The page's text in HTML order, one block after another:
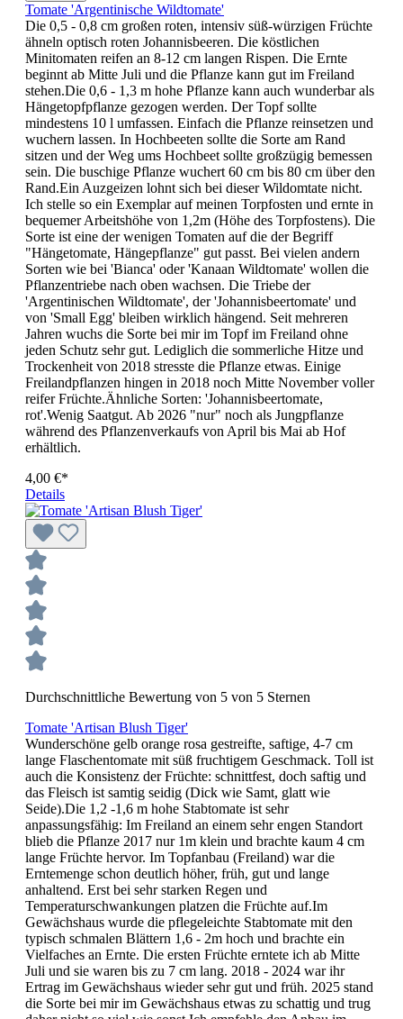
Tomate 'Argentinische Wildtomate'
Die 0,5 - 0,8 cm großen roten, inten­siv süß-würzigen Früchte
ähneln optisch roten Johannisbeeren. Die köstlichen
Minitomaten reifen an 8-12 cm langen Rispen. Die Ernte
beginnt ab Mitte Juli und die Pflanze kann gut im Freiland
stehen.Die 0,6 - 1,3 m hohe Pflanze kann auch wunderbar als
Hängetopfpflanze gezogen werden. Der Topf sollte
mindestens 10 l umfassen. Einfach die Pflanze reinsetzen und
wuchern lassen. In Hochbeeten sollte die Sorte am Rand
sitzen und der Weg ums Hochbeet sollte großzügig bemessen
sein. Die buschige Pflanze wuchert 60 cm bis 80 cm über den
Rand.Ein Auzgeizen lohnt sich bei dieser Wildomtate nicht.
Ich stelle so ein Exemplar auf meinen Torpfosten und ernte in
bequemer Arbeitshöhe von 1,2m (Höhe des Torpfostens). Die
Sorte ist eine der wenigen Tomaten auf die der Begriff
"Hängetomate, Hängepflanze" gut passt. Bei vielen andern
Sorten wie bei 'Bianca' oder 'Kanaan Wildtomate' wollen die
Pflanzentriebe nach oben wachsen. Die Triebe der
'Argentinischen Wildtomate', der 'Johannisbeertomate' und
von 'Small Egg' bleiben wirklich hängend. Seit mehreren
Jahren wuchs die Sorte bei mir im Topf im Freiland ohne
jeden Schutz sehr gut. Lediglich die sommerliche Hitze und
Trockenheit von 2018 stresste die Pflanze etwas. Einige
Freilandpflanzen hingen in 2018 noch Mitte November voller
reifer Früchte.Ähnliche Sorten: 'Johannisbeertomate,
rot'.Wenig Saatgut. Ab 2026 "nur" noch als Jungpflanze
während des Pflanzenverkaufs von April bis Mai ab Hof
erhältlich.
4,00 €*
Details
Durchschnittliche Bewertung von 5 von 5 Sternen
Tomate 'Artisan Blush Tiger'
Wunderschöne gelb orange rosa gestreifte, saftige, 4-7 cm
lange Flaschentomate mit süß fruchtigem Geschmack. Toll ist
auch die Konsistenz der Früchte: schnittfest, doch saftig und
das Fleisch ist samtig seidig (Dick wie Samt, glatt wie
Seide).Die 1,2 -1,6 m hohe Stabtomate ist sehr
anpassungsfähig: Im Freiland an einem sehr engen Standort
blieb die Pflanze 2017 nur 1m klein und brachte kaum 4 cm
lange Früchte hervor. Im Topfanbau (Freiland) war die
Erntemenge schon deutlich höher, früh, gut und lange
anhaltend. Erst bei sehr starken Regen und
Temperaturschwankungen platzen die Früchte auf.Im
Gewächshaus wurde die pflegeleichte Stabtomate mit den
typisch schmalen Blättern 1,6 - 2m hoch und brachte ein
Vielfaches an Ernte. Die ersten Früchte erntete ich ab Mitte
Juli und sie waren bis zu 7 cm lang. 2018 - 2024 war ihr
Ertrag im Gewächshaus wieder sehr gut und früh. 2025 stand
die Sorte bei mir im Gewächshaus etwas zu schattig und trug